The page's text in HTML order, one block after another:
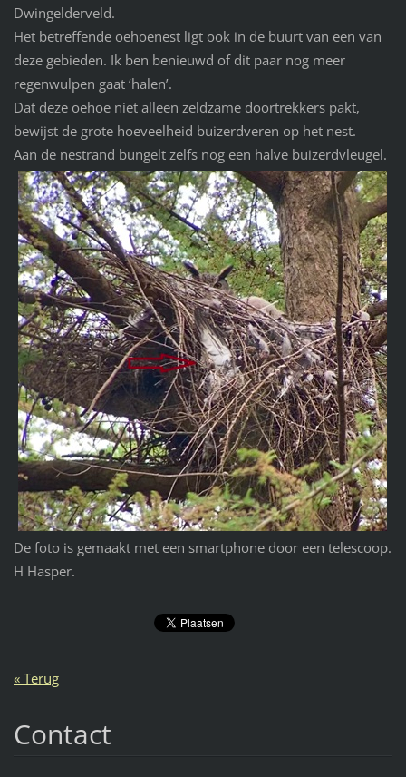
Dwingelderveld.
Het betreffende oehoenest ligt ook in de buurt van een van
deze gebieden. Ik ben benieuwd of dit paar nog meer
regenwulpen gaat ‘halen’.
Dat deze oehoe niet alleen zeldzame doortrekkers pakt,
bewijst de grote hoeveelheid buizerdveren op het nest.
Aan de nestrand bungelt zelfs nog een halve buizerdvleugel.
De foto is gemaakt met een smartphone door een telescoop.
H Hasper.
« Terug
Contact